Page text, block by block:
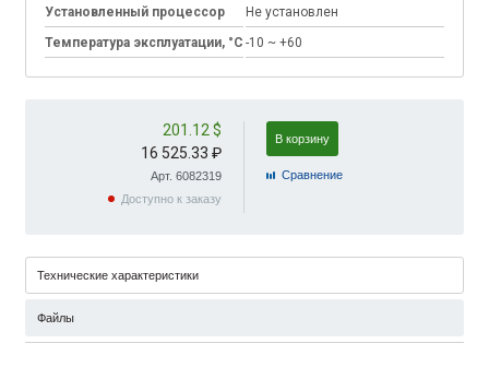
Установленный процессор
Не установлен
Температура эксплуатации, °C -10 ~ +60
201.12 $
16 525.33 ₽
Арт. 6082319
Доступно к заказу
В корзину
Cравнение
Технические характеристики
Файлы